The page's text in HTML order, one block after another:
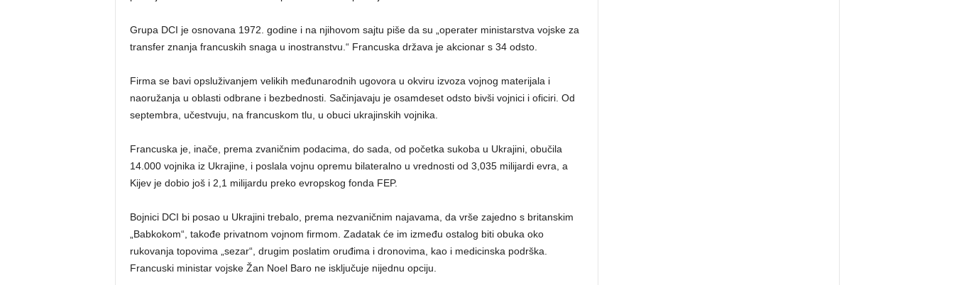
Grupa DCI je osnovana 1972. godine i na njihovom sajtu piše da su „operater ministarstva vojske za
transfer znanja francuskih snaga u inostranstvu.“ Francuska država je akcionar s 34 odsto.
Firma se bavi opsluživanjem velikih međunarodnih ugovora u okviru izvoza vojnog materijala i
naoružanja u oblasti odbrane i bezbednosti. Sačinjavaju je osamdeset odsto bivši vojnici i oficiri. Od
septembra, učestvuju, na francuskom tlu, u obuci ukrajinskih vojnika.
Francuska je, inače, prema zvaničnim podacima, do sada, od početka sukoba u Ukrajini, obučila
14.000 vojnika iz Ukrajine, i poslala vojnu opremu bilateralno u vrednosti od 3,035 milijardi evra, a
Kijev je dobio još i 2,1 milijardu preko evropskog fonda FEP.
Bojnici DCI bi posao u Ukrajini trebalo, prema nezvaničnim najavama, da vrše zajedno s britanskim
„Babkokom“, takođe privatnom vojnom firmom. Zadatak će im između ostalog biti obuka oko
rukovanja topovima „sezar“, drugim poslatim oruđima i dronovima, kao i medicinska podrška.
Francuski ministar vojske Žan Noel Baro ne isključuje nijednu opciju.